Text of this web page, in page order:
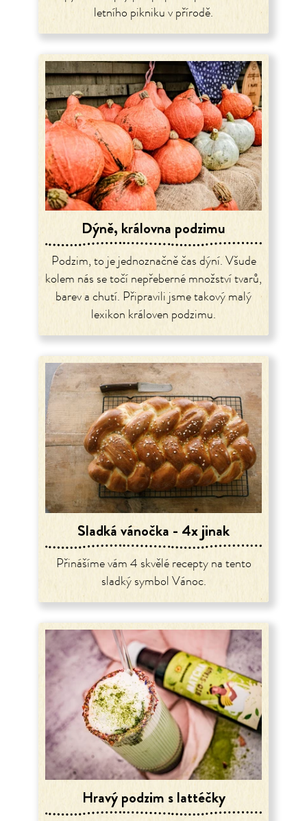
letního pikniku v přírodě.
Dýně, královna podzimu
Podzim, to je jednoznačně čas dýní. Všude
kolem nás se točí nepřeberné množství tvarů,
barev a chutí. Připravili jsme takový malý
lexikon královen podzimu.
Sladká vánočka - 4x jinak
Přinášíme vám 4 skvělé recepty na tento
sladký symbol Vánoc.
Hravý podzim s lattéčky